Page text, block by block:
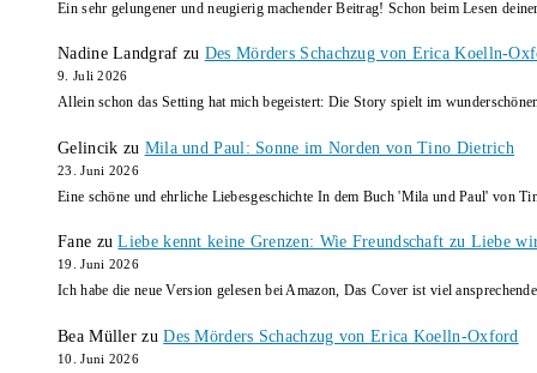
Ein sehr gelungener und neugierig machender Beitrag! Schon beim Lesen
Nadine Landgraf zu Des Mörders Schachzug von Erica Koelln-
9. Juli 2026
Allein schon das Setting hat mich begeistert: Die Story spielt im
Gelincik zu Mila und Paul: Sonne im Norden von Tino Dietrich
23. Juni 2026
Eine schöne und ehrliche Liebesgeschichte In dem Buch 'Mila und Paul' von
Fane zuLiebe kennt keine Grenzen: Wie Freundschaft zu Liebe
19. Juni 2026
Ich habe die neue Version gelesen bei Amazon, Das Cover ist viel
Bea Müller zuDes Mörders Schachzug von Erica Koelln-Oxford
10. Juni 2026